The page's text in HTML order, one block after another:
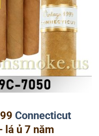
Connecticut
lá ủ 7 năm